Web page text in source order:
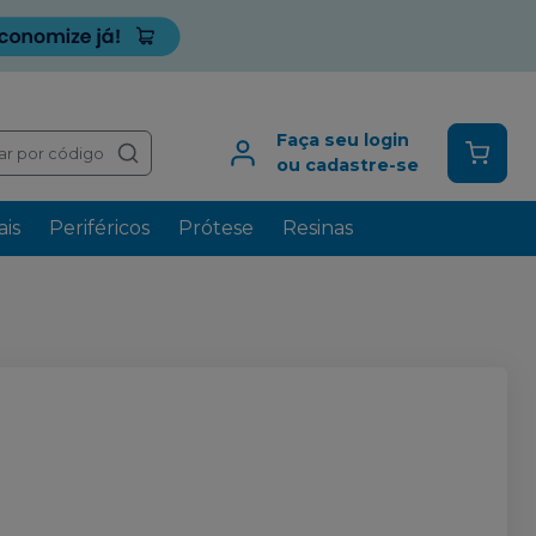
por código
Faça seu login
ou cadastre-se
Periféricos Prótese Resinas